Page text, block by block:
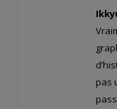
pas